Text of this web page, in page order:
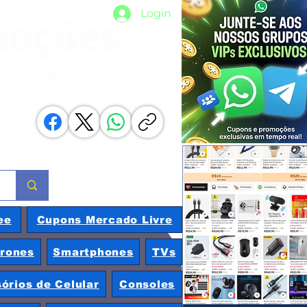
Login
Compartilhe com os amigos
Cupons Mercado Livre
Smartphones TVs
de Celular Consoles